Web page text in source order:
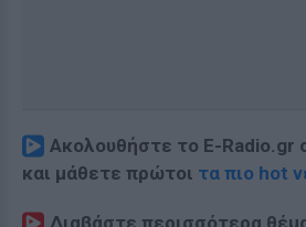
Ακολουθήστε το E-Radio.gr
και μάθετε πρώτοι τα πιο hot
Διαβάστε περισσότερα